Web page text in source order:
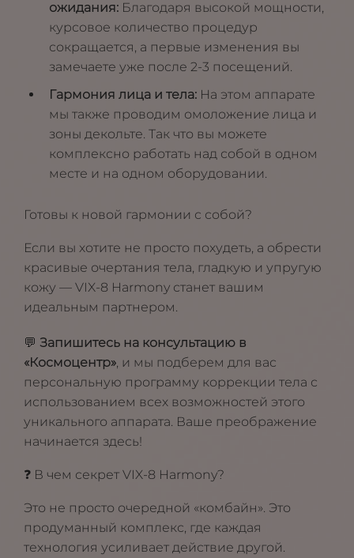
ожидания: Благодаря высокой мощности,
курсовое количество процедур
сокращается, а первые изменения вы
замечаете уже после 2-3 посещений.
Гармония лица и тела: На этом аппарате
мы также проводим омоложение лица и
зоны декольте. Так что вы можете
комплексно работать над собой в одном
месте и на одном оборудовании.
Готовы к новой гармонии с собой?
Если вы хотите не просто похудеть, а обрести
красивые очертания тела, гладкую и упругую
кожу — VIX-8 Harmony станет вашим
идеальным партнером.
💬 Запишитесь на консультацию в
«Космоцентр», и мы подберем для вас
персональную программу коррекции тела с
использованием всех возможностей этого
уникального аппарата. Ваше преображение
начинается здесь!
❓ В чем секрет VIX-8 Harmony?
Это не просто очередной «комбайн». Это
продуманный комплекс, где каждая
технология усиливает действие другой.